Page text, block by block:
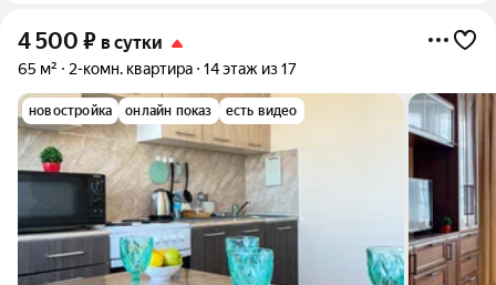
4 500 ₽ в сутки
65 м² 2-комн. квартира 14 этаж из 17
новостройка онлайн показ есть видео